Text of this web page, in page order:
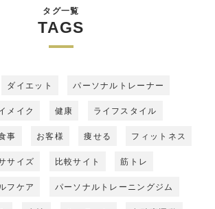
タグ一覧
TAGS
ダイエット パーソナルトレーナー
メイク 健康 ライフスタイル
事 お客様 痩せる フィットネス
サイズ 比較サイト 筋トレ
フケア パーソナルトレーニングジム